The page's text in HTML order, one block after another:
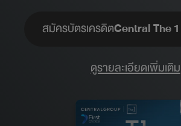
สมัครบัตรเครดิตCentral The
ดูรายละเอียดเพิ่มเติม